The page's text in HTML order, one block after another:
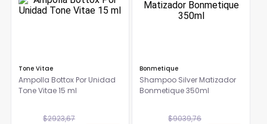
Tone Vitae
Ampolla Bottox Por Unidad
Tone Vitae 15 ml
$2923,67
Bonmetique
Shampoo Silver Matizador
Bonmetique 350ml
$9039,76